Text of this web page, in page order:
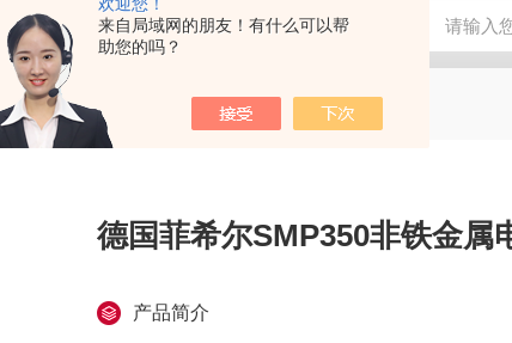
来自局域网的朋友！有什么可以帮
助您的吗？
苏州扭力测试仪HP-100 CM-700D维修美能达CM-700d色差
德国菲希尔SMP350非铁金属
产品简介